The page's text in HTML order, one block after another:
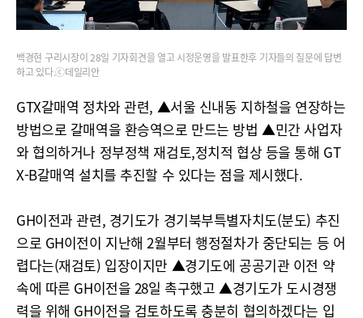
백경현 구리시장이 28일 기자회견을 열고 시정운영을 발표한후 기자들의 질문에 답변
하고 있다.ⓒ데일리안
GTX갈매역 정차와 관련, ▲서울 신내동 지하철을 연장하는
방법으로 갈매역을 환승역으로 만드는 방법 ▲민간 사업자
와 협의하거나 정부정책 재검토,정치적 협상 등을 통해 GT
X-B갈매역 설치를 추진할 수 있다는 점을 제시했다.
GH이전과 관련, 경기도가 경기북부특별자치도(분도) 추진
으로 GH이전이 지난해 2월부터 행정절차가 중단되는 등 어
렵다는(재검토) 입장이지만 ▲경기도에 공공기관 이전 약
속에 따른 GH이전을 28일 촉구했고 ▲경기도가 도시경쟁
력을 위해 GH이전을 검토하도록 충분히 협의하겠다는 입